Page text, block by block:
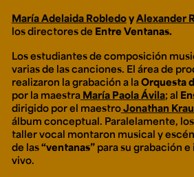
María Adelaida RobledoyAlexander
los directores de Entre Ventanas.
Los estudiantes de composición
varias de las canciones. El área de
realizaron la grabación a laOrquesta
por la maestraMaría Paola Ávila; al
dirigido por el maestroJonathan
álbum conceptual. Paralelamente,
taller vocal montaron musical y
de las“ventanas”para su grabación
vivo.